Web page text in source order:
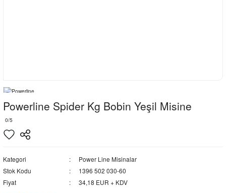
Powerline Spider Kg Bobin Yeşil Misine
0/5
Kategori
Power Line Misinalar
Stok Kodu
1396 502 030-60
Fiyat
34,18 EUR + KDV